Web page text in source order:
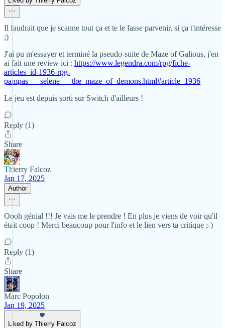
Il faudrait que je scanne tout ça et te le fasse parvenir, si ça t'intéresse
;)
J'ai pu m'essayer et terminé la pseudo-suite de Maze of Galious, j'en
ai fait une review ici : https://www.legendra.com/rpg/fiche-
articles_id-1936-rpg-
pampas___selene___the_maze_of_demons.html#article_1936
Le jeu est depuis sorti sur Switch d'ailleurs !
Reply (1)
Share
Thierry Falcoz
Jan 17, 2025
Author
Oooh génial !!! Je vais me le prendre ! En plus je viens de voir qu'il
était coop ! Merci beaucoup pour l'info et le lien vers ta critique ;-)
Reply (1)
Share
Marc Popolon
Jan 19, 2025
Liked by Thierry Falcoz